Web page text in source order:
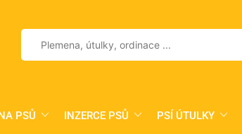
Vyhledávání
PSŮ INZERCE PSŮ PSÍ ÚTULKY